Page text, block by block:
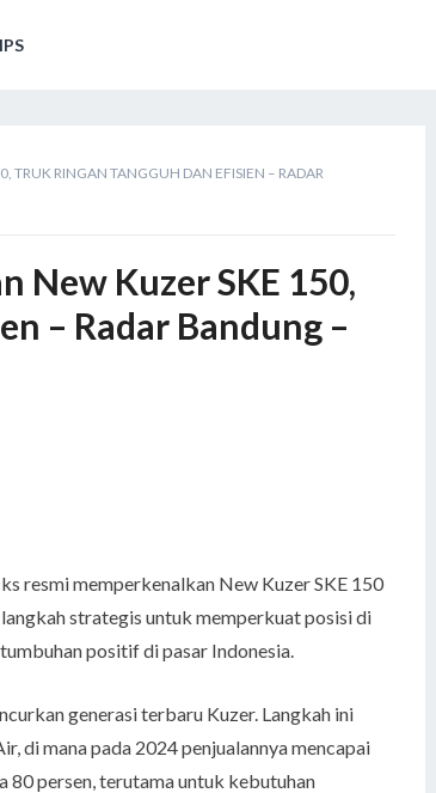
TRUK RINGAN TANGGUH DAN EFISIEN – RADAR
New Kuzer SKE 150,
– Radar Bandung –
resmi memperkenalkan New Kuzer SKE 150
strategis untuk memperkuat posisi di
positif di pasar Indonesia.
generasi terbaru Kuzer. Langkah ini
di mana pada 2024 penjualannya mencapai
80 persen, terutama untuk kebutuhan